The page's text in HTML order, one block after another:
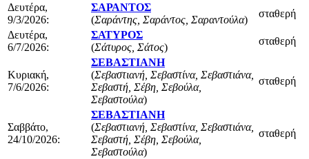
Δευτέρα,
9/3/2026:
ΣΑΡΑΝΤΟΣ
(Σαράντης, Σαράντος, Σαραντούλα)
σταθερή
Δευτέρα,
6/7/2026:
ΣΑΤΥΡΟΣ
(Σάτυρος, Σάτος)
σταθερή
Κυριακή,
7/6/2026:
ΣΕΒΑΣΤΙΑΝΗ
(Σεβαστιανή, Σεβαστίνα, Σεβαστιάνα,
Σεβαστή, Σέβη, Σεβούλα,
Σεβαστούλα)
σταθερή
Σαββάτο,
24/10/2026:
ΣΕΒΑΣΤΙΑΝΗ
(Σεβαστιανή, Σεβαστίνα, Σεβαστιάνα,
Σεβαστή, Σέβη, Σεβούλα,
Σεβαστούλα)
σταθερή